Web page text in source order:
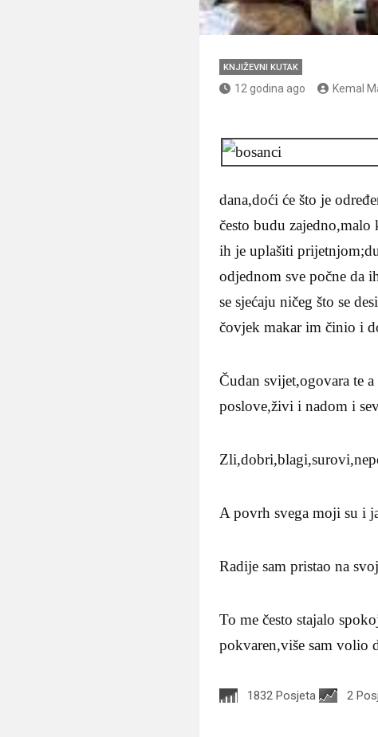
KNJIŽEVNI KUTAK
12 godina ago Kemal
dana,doći će što je
često budu
ih je uplašiti
odjednom sve počne da
se sjećaju ničeg što se
čovjek makar im činio i
Čudan svijet,ogovara te
poslove,živi i nadom i
A povrh svega moji su i
Radije sam pristao na
To me često stajalo
pokvaren,više sam volio
1832 Posjeta 2